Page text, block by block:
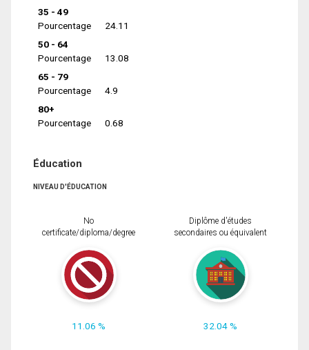
35 - 49
Pourcentage
24.11
50 - 64
Pourcentage
13.08
65 - 79
Pourcentage
4.9
80+
Pourcentage
0.68
Éducation
NIVEAU D'ÉDUCATION
No
certificate/diploma/degree
11.06 %
Diplôme d'études
secondaires ou équivalent
32.04 %